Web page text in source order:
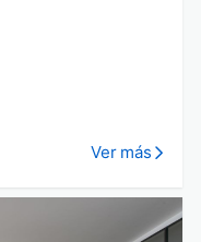
Ver más